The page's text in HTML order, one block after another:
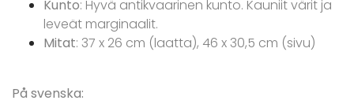
Kunto: Hyvä antikvaarinen kunto. Kauniit värit ja
leveät marginaalit.
Mitat: 37 x 26 cm (laatta), 46 x 30,5 cm (sivu)
På svenska: